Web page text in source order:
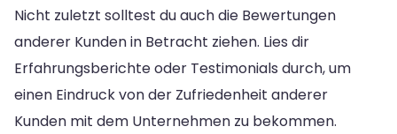
Nicht zuletzt solltest du auch die Bewertungen
anderer Kunden in Betracht ziehen. Lies dir
Erfahrungsberichte oder Testimonials durch, um
einen Eindruck von der Zufriedenheit anderer
Kunden mit dem Unternehmen zu bekommen.